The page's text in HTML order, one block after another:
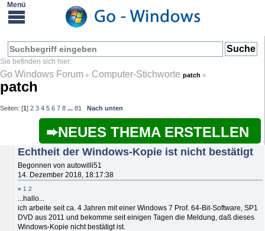
Go Windows Forum » Computer-Stichwortepatch »
patch
Seiten: [1] 2 3 4 5 6 7 8 ... 81 Nach unten
NEUES THEMA ERSTELLEN
Echtheit der Windows-Kopie ist nicht bestätigt
Begonnen von autowilli51
14. Dezember 2018, 18:17:38
« 1 2
...hallo...
ich arbeite seit ca. 4 Jahren mit einer Windows 7 Prof. 64-Bit-Software, SP1
DVD aus 2011 und bekomme seit einigen Tagen die Meldung, daß dieses
Windows-Kopie nicht bestätigt ist.